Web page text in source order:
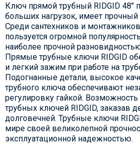
Ключ прямой трубный RIDGID 48"
больших нагрузок, имеет прочный
Среди сантехников и
пользуется огромной
наиболее прочной
Прямые трубные ключи RIDGID
и легкий зажим при работе на
Подогнанные детали, высокое
трубного ключа обеспечивают
регулировку гайкой.
трубных ключей RIDGID, заказав
долговечней. Трубные ключи
мире своей великолепной
эксплуатационной надежностью.